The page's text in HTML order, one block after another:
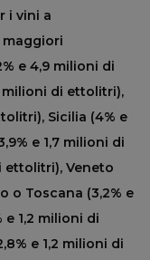
i vini a
e 4,9 milioni di
milioni di ettolitri),
Sicilia (4% e
e 1,7 milioni di
ettolitri), Veneto
o Toscana (3,2% e
e 1,2 milioni di
e 1,2 milioni di